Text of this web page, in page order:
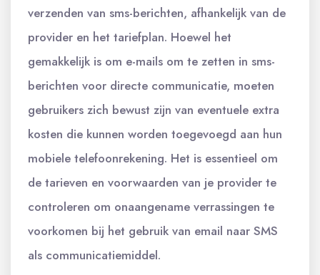
verzenden van sms-berichten, afhankelijk van de
provider en het tariefplan. Hoewel het
gemakkelijk is om e-mails om te zetten in sms-
berichten voor directe communicatie, moeten
gebruikers zich bewust zijn van eventuele extra
kosten die kunnen worden toegevoegd aan hun
mobiele telefoonrekening. Het is essentieel om
de tarieven en voorwaarden van je provider te
controleren om onaangename verrassingen te
voorkomen bij het gebruik van email naar SMS
als communicatiemiddel.